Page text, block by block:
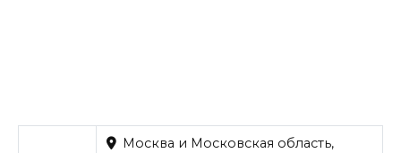
Москва и Московская область,